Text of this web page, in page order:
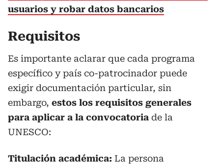
usuarios y robar datos bancarios
Requisitos
Es importante aclarar que cada programa
específico y país co-patrocinador puede
exigir documentación particular, sin
embargo, estos los requisitos generales
para aplicar a la convocatoria de la
UNESCO:
Titulación académica: La persona